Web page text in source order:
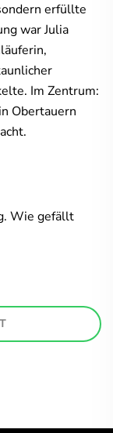
erfüllte
war Julia
Im Zentrum:
Obertauern
Wie gefällt